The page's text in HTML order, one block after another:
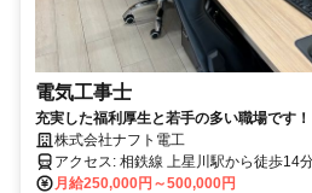
電気工事士
充実した福利厚生と若手の多い職場です！
株式会社ナフト電工
アクセス: 相鉄線 上星川駅から徒歩14
月給250,000円～500,000円